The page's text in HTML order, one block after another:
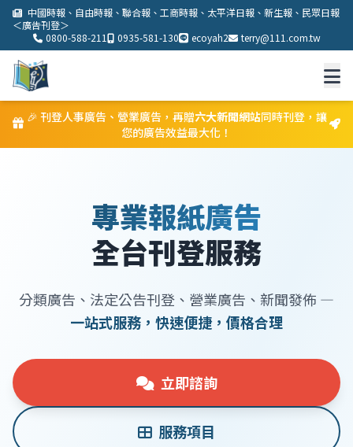
中國時報、自由時報、聯合報、工商時報、太平洋日報、新生報、民眾日報
＜廣告刊登＞
0800-588-211
0935-581-130 ecoyah2 terry@111.com.tw
服務項目
品牌全網曝光方案（NEW）
新北市廣告公司
加值服務
聯絡我們
🎉 刊登人事廣告、營業廣告，再贈六大新聞網站同時刊登，讓
您的廣告效益最大化！
專業報紙廣告
全台刊登服務
分類廣告、法定公告刊登、營業廣告、新聞發佈 —
一站式服務，快速便捷，價格合理
立即諮詢
服務項目